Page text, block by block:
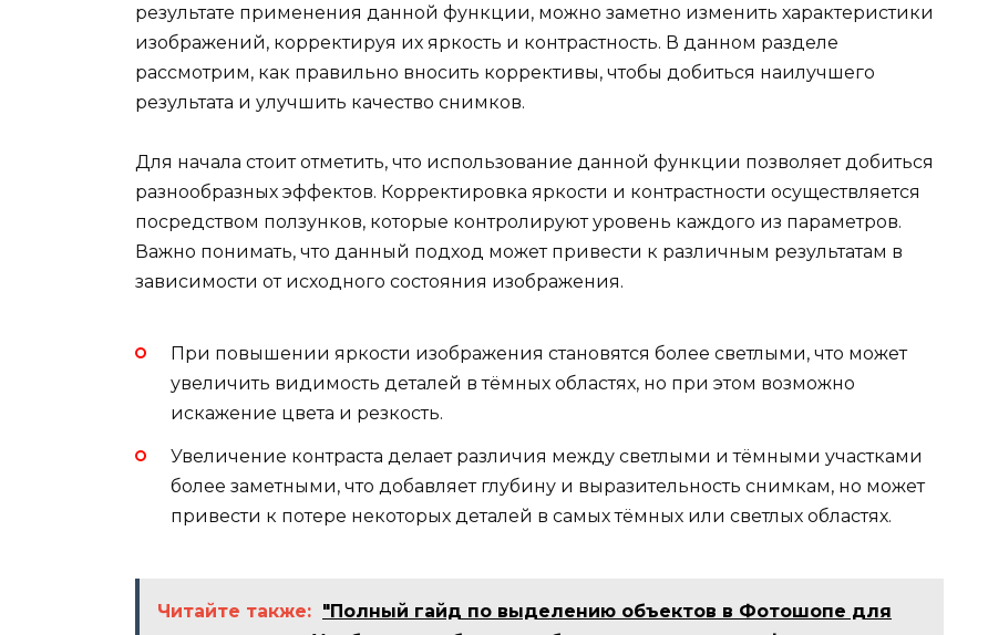
результате применения данной функции, можно заметно изменить характеристики
изображений, корректируя их яркость и контрастность. В данном разделе
рассмотрим, как правильно вносить коррективы, чтобы добиться наилучшего
результата и улучшить качество снимков.
Для начала стоит отметить, что использование данной функции позволяет добиться
разнообразных эффектов. Корректировка яркости и контрастности осуществляется
посредством ползунков, которые контролируют уровень каждого из параметров.
Важно понимать, что данный подход может привести к различным результатам в
зависимости от исходного состояния изображения.
При повышении яркости изображения становятся более светлыми, что может
увеличить видимость деталей в тёмных областях, но при этом возможно
искажение цвета и резкость.
Увеличение контраста делает различия между светлыми и тёмными участками
более заметными, что добавляет глубину и выразительность снимкам, но может
привести к потере некоторых деталей в самых тёмных или светлых областях.
Читайте также: "Полный гайд по выделению объектов в Фотошопе для